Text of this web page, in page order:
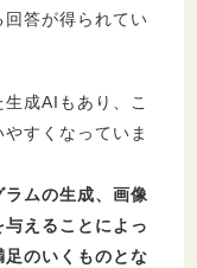
とめ｜明日
答が得られてい
成AIもあり、こ
すくなっていま
ムの生成、画像
えることによっ
のいくものとな